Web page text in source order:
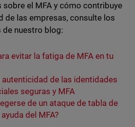
sobre el MFA y cómo contribuye
de las empresas, consulte los
nuestro blog:
evitar la fatiga de MFA en tu
autenticidad de las identidades
seguras y MFA
de un ataque de tabla de
del MFA?